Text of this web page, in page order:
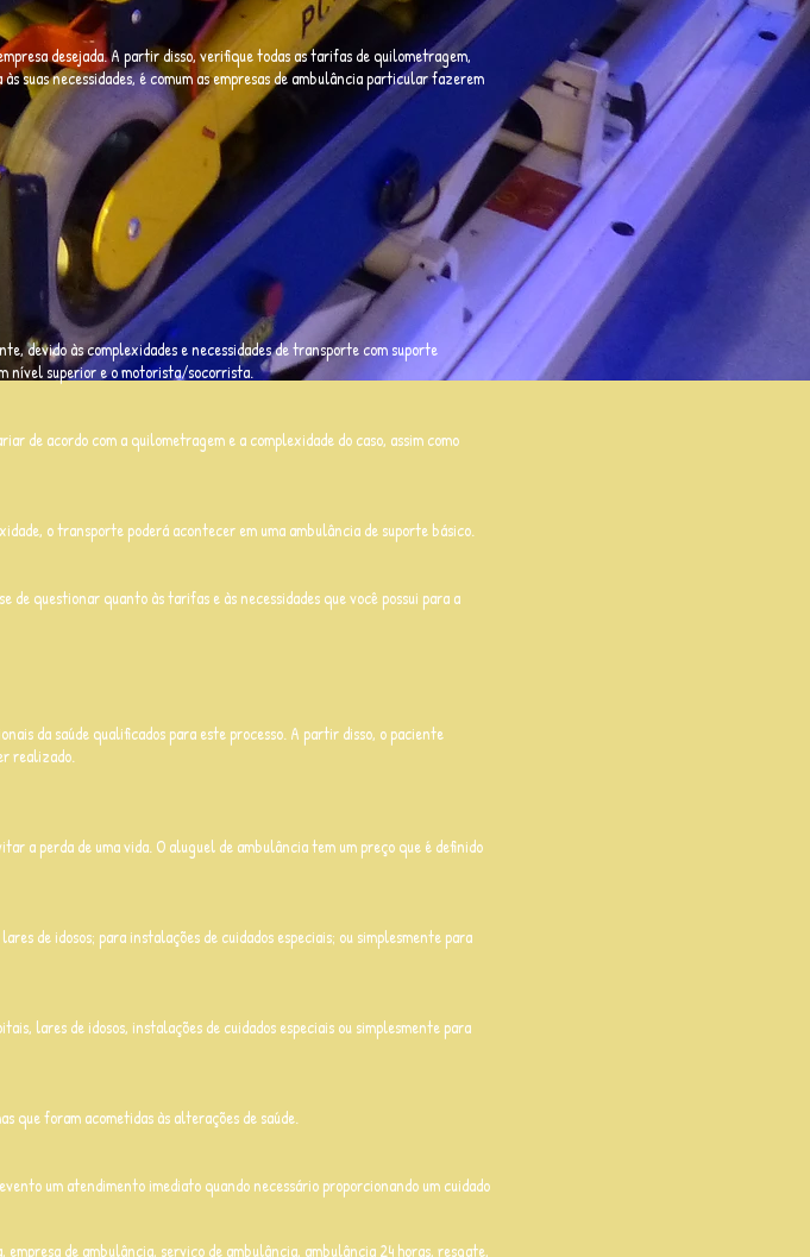
desejada. A partir disso, verifique todas as tarifas de quilometragem,
suas necessidades, é comum as empresas de ambulância particular fazerem
devido às complexidades e necessidades de transporte com suporte
nível superior e o motorista/socorrista.
de acordo com a quilometragem e a complexidade do caso, assim como
o transporte poderá acontecer em uma ambulância de suporte básico.
questionar quanto às tarifas e às necessidades que você possui para a
da saúde qualificados para este processo. A partir disso, o paciente
realizado.
a perda de uma vida. O aluguel de ambulância tem um preço que é definido
de idosos; para instalações de cuidados especiais; ou simplesmente para
lares de idosos, instalações de cuidados especiais ou simplesmente para
que foram acometidas às alterações de saúde.
um atendimento imediato quando necessário proporcionando um cuidado
empresa de ambulância, serviço de ambulância, ambulância 24 horas, resgate,